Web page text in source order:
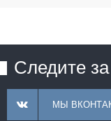
Следите
МЫ